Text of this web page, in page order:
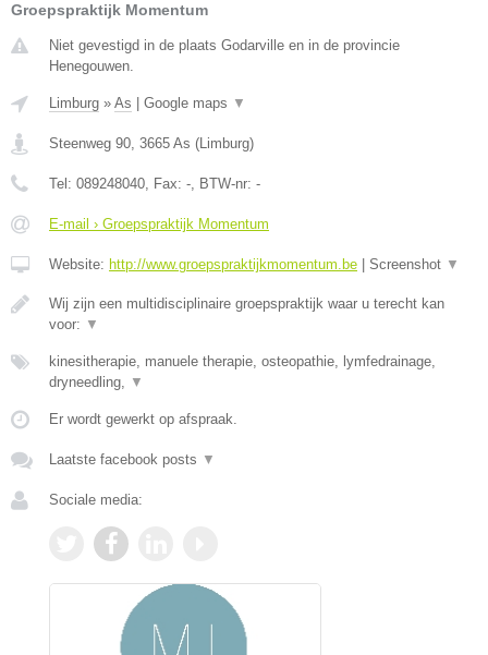
Groepspraktijk Momentum
Niet gevestigd in de plaats Godarville en in de provincie
Henegouwen.
Limburg » As Google maps ▼
Steenweg 90, 3665 As (Limburg)
Tel: 089248040, Fax: -, BTW-nr: -
E-mail › Groepspraktijk Momentum
Website: http://www.groepspraktijkmomentum.be Screenshot ▼
Wij zijn een multidisciplinaire groepspraktijk waar u terecht kan
voor: ▼
kinesitherapie, manuele therapie, osteopathie, lymfedrainage,
dryneedling, ▼
Er wordt gewerkt op afspraak.
Laatste facebook posts ▼
Sociale media: